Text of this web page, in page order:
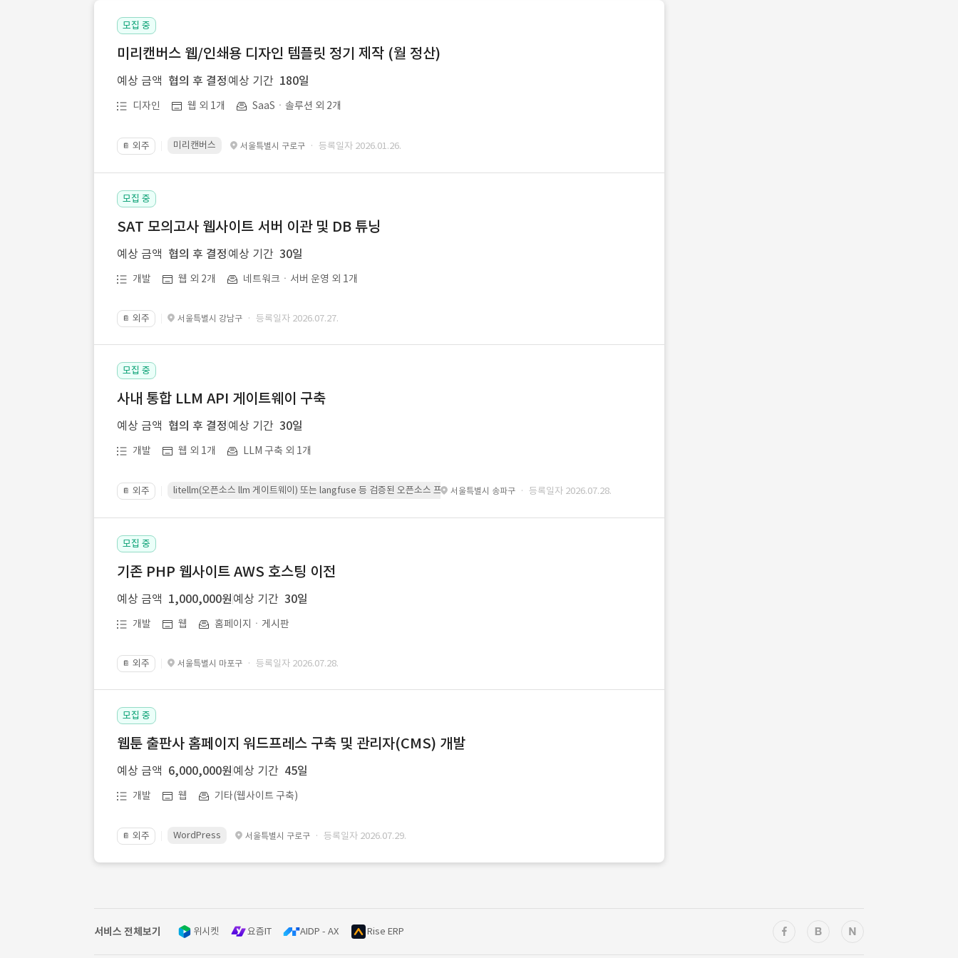
모집 중
미리캔버스 웹/인쇄용 디자인 템플릿 정기 제작 (월 정산)
예상 금액 협의 후 결정 예상 기간 180일
디자인 웹 외 1개 SaaSㆍ솔루션 외 2개
📔 외주 미리캔버스 서울특별시 구로구 · 등록일자 2026.01.26.
모집 중
SAT 모의고사 웹사이트 서버 이관 및 DB 튜닝
예상 금액 협의 후 결정 예상 기간 30일
개발 웹 외 2개 네트워크ㆍ서버 운영 외 1개
📔 외주 서울특별시 강남구 · 등록일자 2026.07.27.
모집 중
사내 통합 LLM API 게이트웨이 구축
예상 금액 협의 후 결정 예상 기간 30일
개발 웹 외 1개 LLM 구축 외 1개
📔 외주 litellm(오픈소스 llm 게이트웨이) 또는 langfuse 등 검증된 오픈소스 프레임워크를 기반으로 시스템을 구축
서울특별시 송파구 · 등록일자 2026.07.28.
모집 중
기존 PHP 웹사이트 AWS 호스팅 이전
예상 금액 1,000,000원 예상 기간 30일
개발 웹 홈페이지ㆍ게시판
📔 외주 서울특별시 마포구 · 등록일자 2026.07.28.
모집 중
웹툰 출판사 홈페이지 워드프레스 구축 및 관리자(CMS) 개발
예상 금액 6,000,000원 예상 기간 45일
개발 웹 기타(웹사이트 구축)
📔 외주 WordPress 서울특별시 구로구 · 등록일자 2026.07.29.
서비스 전체보기 위시켓 요즘IT AIDP - AX Rise ERP